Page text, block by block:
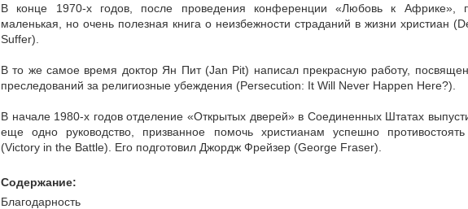
В конце 1970-х годов, после проведения конференции «Любовь к Африке»,
маленькая, но очень полезная книга о неизбежности страданий в жизни христиан
Suffer).
В то же самое время доктор Ян Пит (Jan Pit) написал прекрасную работу,
преследований за религиозные убеждения (Persecution: It Will Never Happen Here?).
В начале 1980-х годов отделение «Открытых дверей» в Соединенных Штатах
еще одно руководство, призванное помочь христианам успешно
(Victory in the Battle). Его подготовил Джордж Фрейзер (George Fraser).
Содержание:
Благодарность